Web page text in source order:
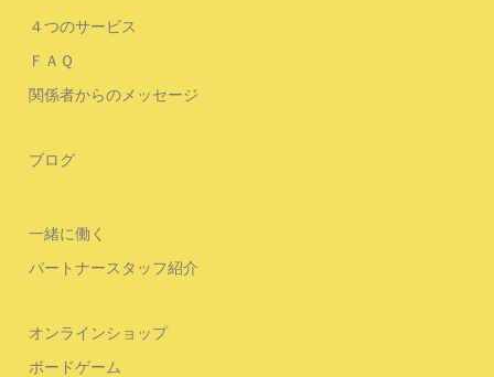
４つのサービス
ＦＡＱ
関係者からのメッセージ
ブログ
一緒に働く
パートナースタッフ紹介
オンラインショップ
ボードゲーム